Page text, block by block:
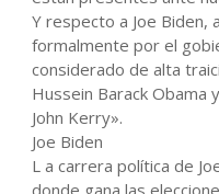
Y respecto a Joe Biden,
formalmente por el
considerado de alta
Hussein Barack
John Kerry».
Joe Biden
L a carrera política de
donde gana las